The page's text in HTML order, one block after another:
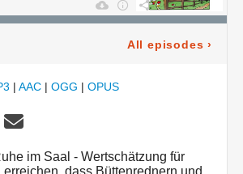
All episodes ›
| AAC | OGG | OPUS
im Saal - Wertschätzung für